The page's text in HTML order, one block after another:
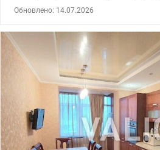
площадь: общая 56,62 м², жилая 30,80
22/24 - планировка: две раздельные
просторная кухня с выходом на
после строителей Дом: - введен в
класс эконом - монолитно-каркасная,
строительства - утепление
железобетон, кирпич - высота
автономное (в доме) - открытая
без электричества работают лифт,
(инверторы и генератор)
Обновлено: 14.07.2026